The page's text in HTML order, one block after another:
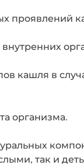
проявлений
кашля в
организма.
так и